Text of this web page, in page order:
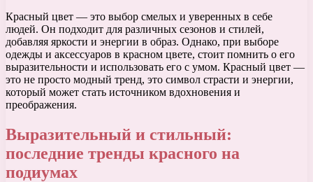
Красный цвет — это выбор смелых и уверенных в себе
людей. Он подходит для различных сезонов и стилей,
добавляя яркости и энергии в образ. Однако, при выборе
одежды и аксессуаров в красном цвете, стоит помнить о его
выразительности и использовать его с умом. Красный цвет —
это не просто модный тренд, это символ страсти и энергии,
который может стать источником вдохновения и
преображения.
Выразительный и стильный:
последние тренды красного на
подиумах